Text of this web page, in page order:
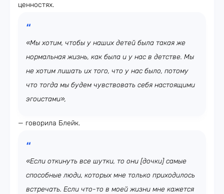
ценностях.
«Мы хотим, чтобы у наших детей была такая же
нормальная жизнь, как была и у нас в детстве. Мы
не хотим лишать их того, что у нас было, потому
что тогда мы будем чувствовать себя настоящими
эгоистами»,
— говорила Блейк.
«Если откинуть все шутки, то они [дочки] самые
способные люди, которых мне только приходилось
встречать. Если что-то в моей жизни мне кажется